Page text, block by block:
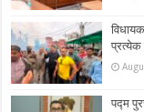
प्रत्येक
पद्म